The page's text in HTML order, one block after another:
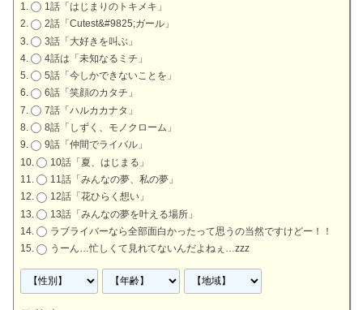
1話「はじまりのトキメキ」
2話「Cutest&#9825;ガール」
3話「大好きを叫ぶ」
4話は「未知なるミチ」
5話「今しかできないことを」
6話「笑顔のカタチ」
7話「ハルカカナタ」
8話「しずく、モノクローム」
9話「仲間でライバル」
10話「夏、はじまる」
11話「みんなの夢、私の夢」
12話「花ひらく想い」
13話「みんなの夢を叶える場所」
ラブライバーなら全部面白かったって思うの当然ですけどー！！
うーん…忙しくて見れてないんだよねぇ…zzz